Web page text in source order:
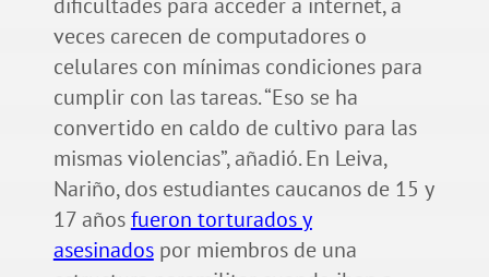
veces carecen de computadores o
celulares con mínimas condiciones para
cumplir con las tareas. “Eso se ha
convertido en caldo de cultivo para las
mismas violencias”, añadió. En Leiva,
Nariño, dos estudiantes caucanos de 15 y
17 añosfueron torturados y
asesinadospor miembros de una